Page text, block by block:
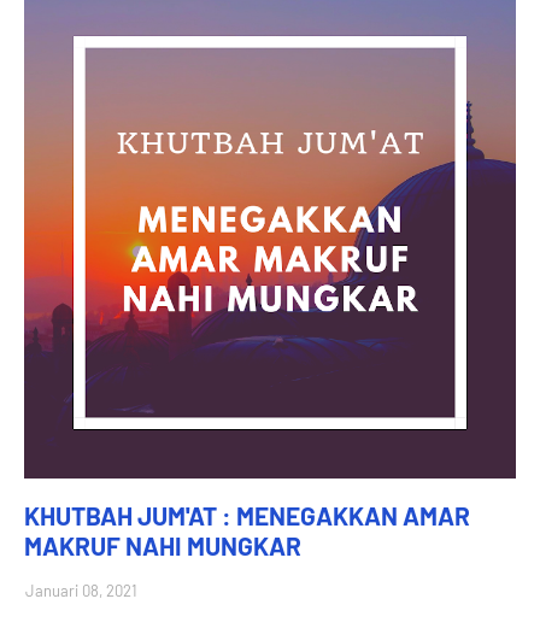
KHUTBAH JUM'AT : MENEGAKKAN AMAR
MAKRUF NAHI MUNGKAR
Januari 08, 2021